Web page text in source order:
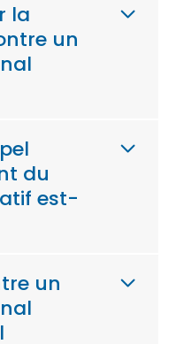
la
un
du
est-
un